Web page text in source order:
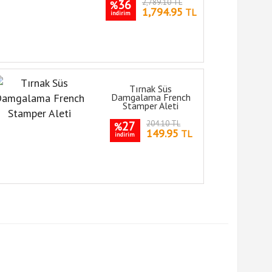
%36
indirim
2,789.10 TL
1,794.95 TL
Tırnak Süs
Damgalama French
Stamper Aleti
%27
indirim
204.10 TL
149.95 TL